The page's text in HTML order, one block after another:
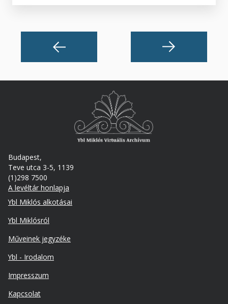
Budapest,
Teve utca 3-5, 1139
(1)298 7500
A levéltár honlapja
Footer
Ybl Miklós alkotásai
Ybl Miklósról
Műveinek jegyzéke
Ybl - Irodalom
Lábléc
másodlagos
Impresszum
Kapcsolat